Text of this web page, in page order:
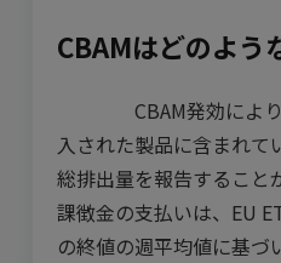
CBAMはどのよう
CBAM発効により
入された製品に含まれて
総排出量を報告すること
課徴金の支払いは、EU
の終値の週平均値に基づ